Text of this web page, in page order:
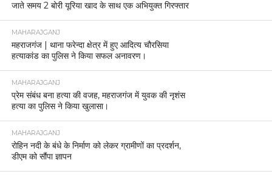
जाते समय 2 बोरी यूरिया खाद के साथ एक अभियुक्त गिरफ्तार
MAHARAJGANJ
महराजगंज | थाना फरेन्दा क्षेत्र में हुए आदित्य चौरसिया
हत्याकांड का पुलिस ने किया सफल अनावरण।
MAHARAJGANJ
प्रेम संबंध बना हत्या की वजह, महराजगंज में युवक की नृशंस
हत्या का पुलिस ने किया खुलासा।
MAHARAJGANJ
रोहिन नदी के बंधे के निर्माण को लेकर ग्रामीणों का प्रदर्शन,
डीएम को सौंपा ज्ञापन